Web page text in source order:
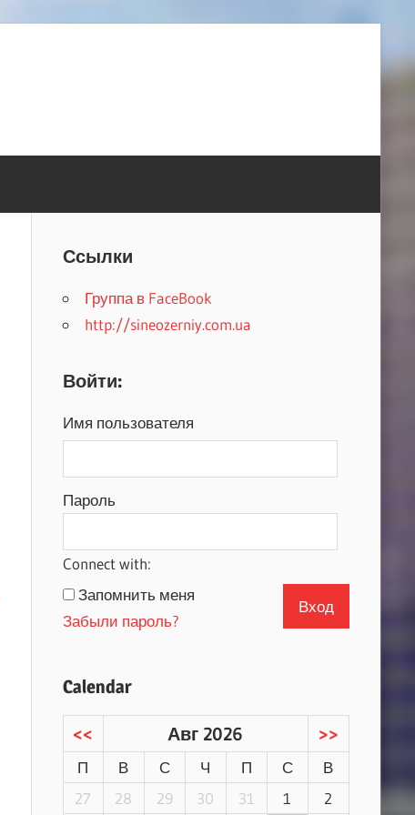
Ссылки
Группа в FaceBook
http://sineozerniy.com.ua
Войти:
Имя пользователя
Пароль
Connect with:
Запомнить меня
Забыли пароль?
Calendar
<< Авг 2026 >>
П В С Ч П С
В
27
28 29 30 31 1 2